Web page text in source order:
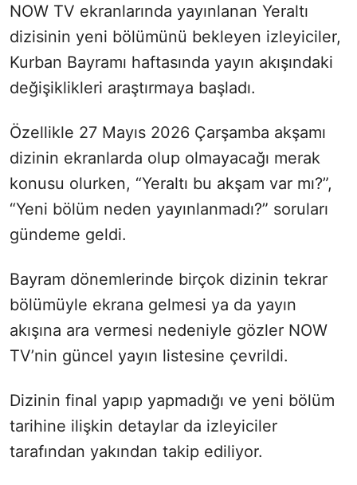
NOW TV ekranlarında yayınlanan Yeraltı
dizisinin yeni bölümünü bekleyen izleyiciler,
Kurban Bayramı haftasında yayın akışındaki
değişiklikleri araştırmaya başladı.
Özellikle 27 Mayıs 2026 Çarşamba akşamı
dizinin ekranlarda olup olmayacağı merak
konusu olurken, “Yeraltı bu akşam var mı?”,
“Yeni bölüm neden yayınlanmadı?” soruları
gündeme geldi.
Bayram dönemlerinde birçok dizinin tekrar
bölümüyle ekrana gelmesi ya da yayın
akışına ara vermesi nedeniyle gözler NOW
TV’nin güncel yayın listesine çevrildi.
Dizinin final yapıp yapmadığı ve yeni bölüm
tarihine ilişkin detaylar da izleyiciler
tarafından yakından takip ediliyor.